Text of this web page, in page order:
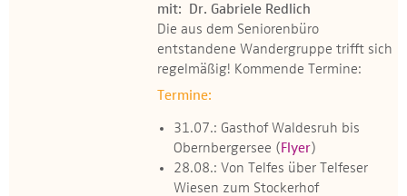
mit: Dr. Gabriele Redlich
Die aus dem Seniorenbüro
entstandene Wandergruppe trifft sich
regelmäßig! Kommende Termine:
Termine:
31.07.: Gasthof Waldesruh bis
Obernbergersee ( Flyer)
28.08.: Von Telfes über Telfeser
Wiesen zum Stockerhof